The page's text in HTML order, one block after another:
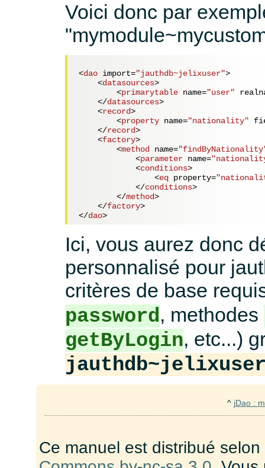
Voici donc par
<dao import="jauthdb~jelixuser">
<datasources>
<primarytable name="user"
</datasources>
<record>
<property name="nationality"
</record>
<factory>
<method name=
<parameter name=
<conditions>
<eq property=
</conditions>
</method>
</factory>
</dao>
Ici, vous aurez donc
personnalisé pour
critères de base
password, methodes
getByLogin, etc...)
^ jDao :
Ce manuel est distribué